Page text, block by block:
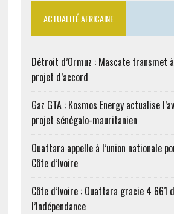
ACTUALITÉ AFRICAINE
Détroit d’Ormuz : Mascate transmet
projet d’accord
Gaz GTA : Kosmos Energy actualise
projet sénégalo-mauritanien
Ouattara appelle à l’union nationale
Côte d’Ivoire
Côte d’Ivoire : Ouattara gracie 4 661
l’Indépendance